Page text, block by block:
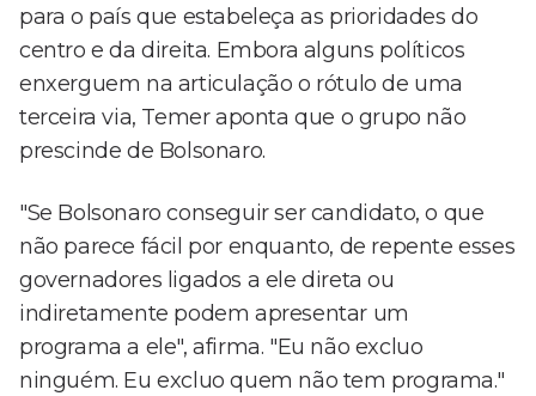
para o país que estabeleça as prioridades do
centro e da direita. Embora alguns políticos
enxerguem na articulação o rótulo de uma
terceira via, Temer aponta que o grupo não
prescinde de Bolsonaro.
"Se Bolsonaro conseguir ser candidato, o que
não parece fácil por enquanto, de repente esses
governadores ligados a ele direta ou
indiretamente podem apresentar um
programa a ele", afirma. "Eu não excluo
ninguém. Eu excluo quem não tem programa."